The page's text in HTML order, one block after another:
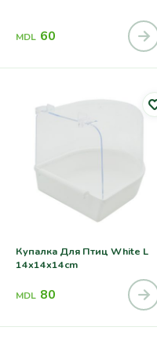
MDL 60
Купалка Для Птиц White L
14x14x14cm
MDL 80